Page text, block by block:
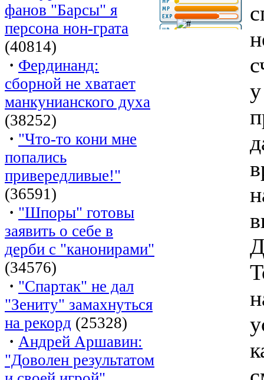
фанов "Барсы" я
персона нон-грата
(40814)
· Фердинанд:
сборной не хватает
манкунианского духа
(38252)
· "Что-то кони мне
попались
привередливые!"
(36591)
· "Шпоры" готовы
заявить о себе в
дерби с "канонирами"
(34576)
· "Спартак" не дал
"Зениту" замахнуться
на рекорд (25328)
· Андрей Аршавин:
"Доволен результатом